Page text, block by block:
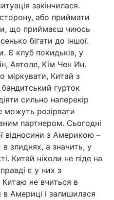
закінчилася.
або приймати
що приймаєш чиюсь
бігати до іншої.
Є клуб покидьків, у
Аятолл, Кім Чен Ин.
Китай з
гурток
сильно наперекір
можуть розірвати
партнером. Сьогодні
відносини з Америкою –
злиднях, а значить, у
Китай ніколи не піде на
є у них з
не вчиться в
Америці і залишилася